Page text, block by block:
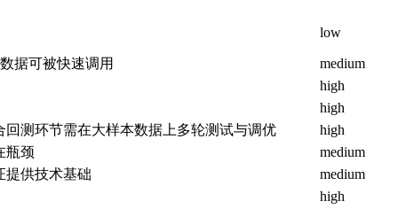
low
据可被快速调用
medium
high
high
测环节需在大样本数据上多轮测试与调优
high
瓶颈
medium
提供技术基础
medium
high